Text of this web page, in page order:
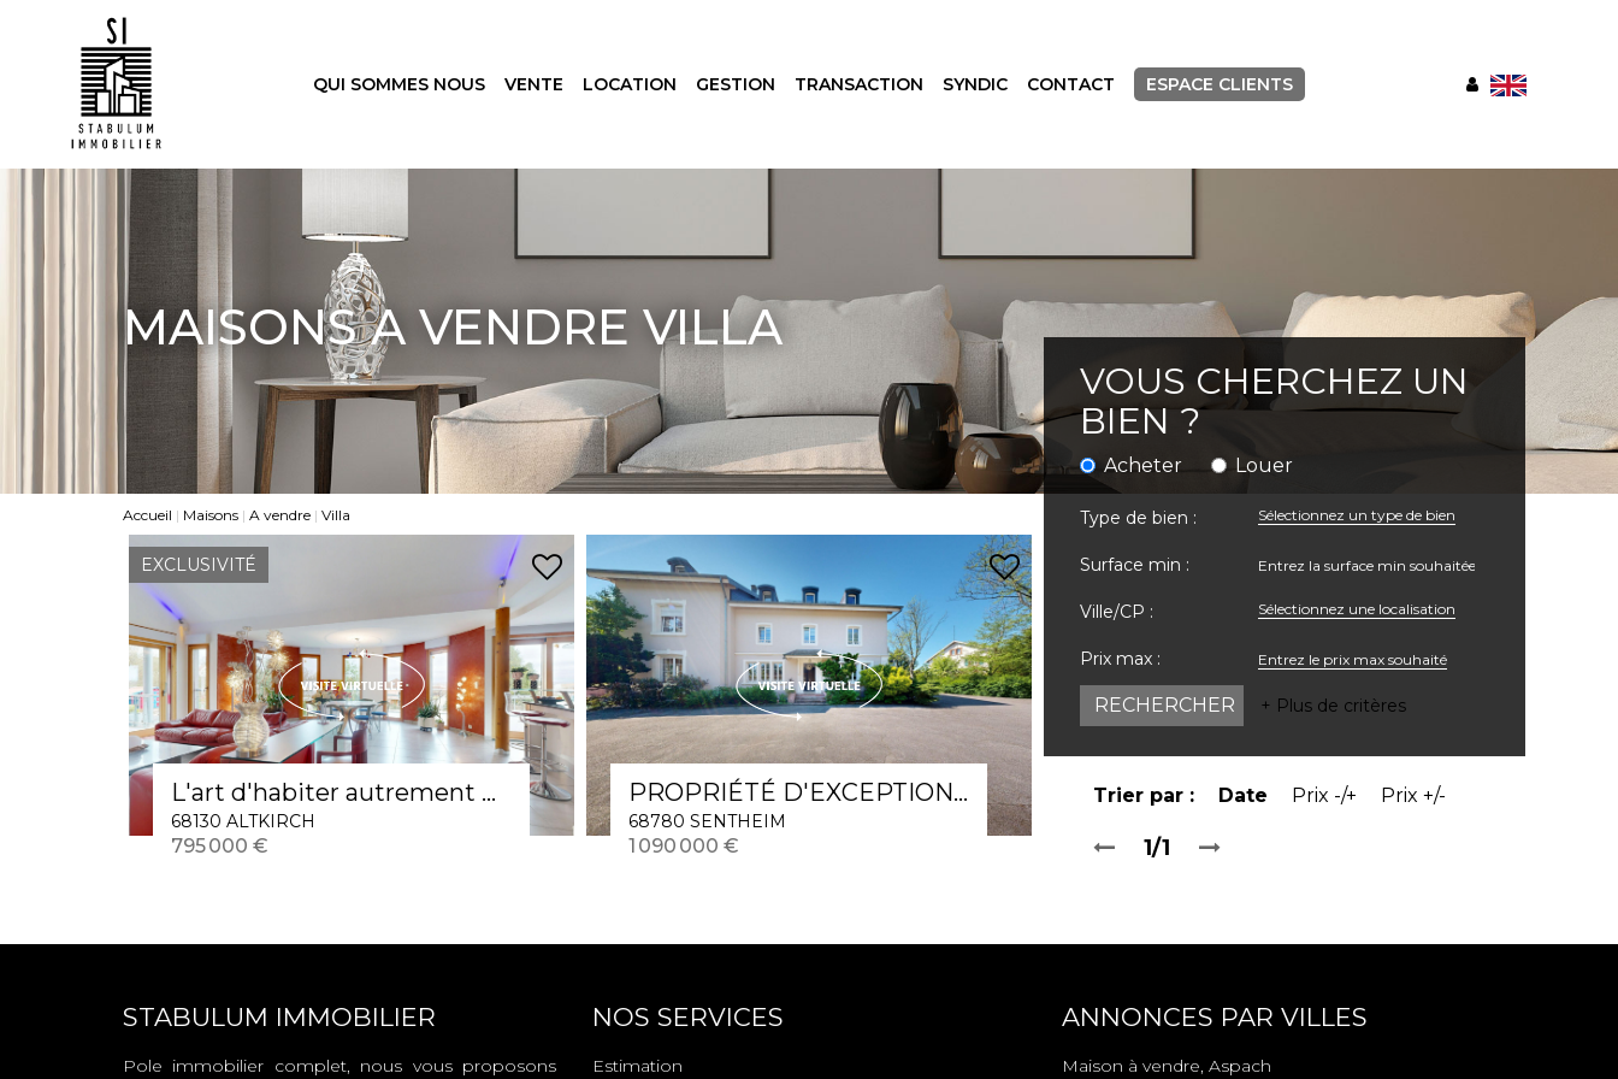
QUI SOMMES NOUS VENTE LOCATION GESTION TRANSACTION SYNDIC CONTACT ESPACE CLIENTS
MAISONS A VENDRE VILLA
VOUS CHERCHEZ UN
BIEN ?
Acheter Louer
Type de bien : Sélectionnez un type de bien
Surface min :
Ville/CP : Sélectionnez une localisation
Prix max :
+ Plus de critères
Accueil Maisons A vendre Villa
Trier par : Date Prix -/+ Prix +/-
1/1
EXCLUSIVITÉ
L'art d'habiter autrement Maison ALTKIRCH
68130 ALTKIRCH
795 000 €
PROPRIÉTÉ D'EXCEPTION ? UNE OPPORTUNITÉ RARE À PRIX EXCEPTIONNEL
68780 SENTHEIM
1 090 000 €
STABULUM IMMOBILIER
Pole immobilier complet, nous vous proposons
NOS SERVICES
Estimation
ANNONCES PAR VILLES
Maison à vendre, Aspach